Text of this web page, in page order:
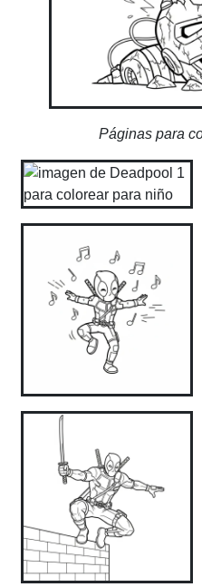
Páginas para